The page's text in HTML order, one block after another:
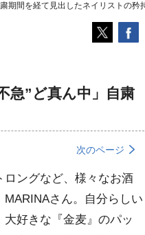
期間を経て見出したネイリストの矜
急”ど真ん中」自粛
次のページ
ングなど、様々なお酒
さん。自分らしい
好きな『金麦』のパッ